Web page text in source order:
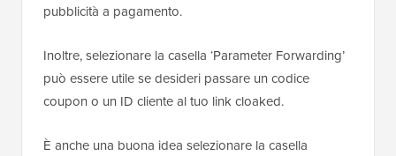
pubblicità a pagamento.
Inoltre, selezionare la casella ‘Parameter Forwarding’
può essere utile se desideri passare un codice
coupon o un ID cliente al tuo link cloaked.
È anche una buona idea selezionare la casella